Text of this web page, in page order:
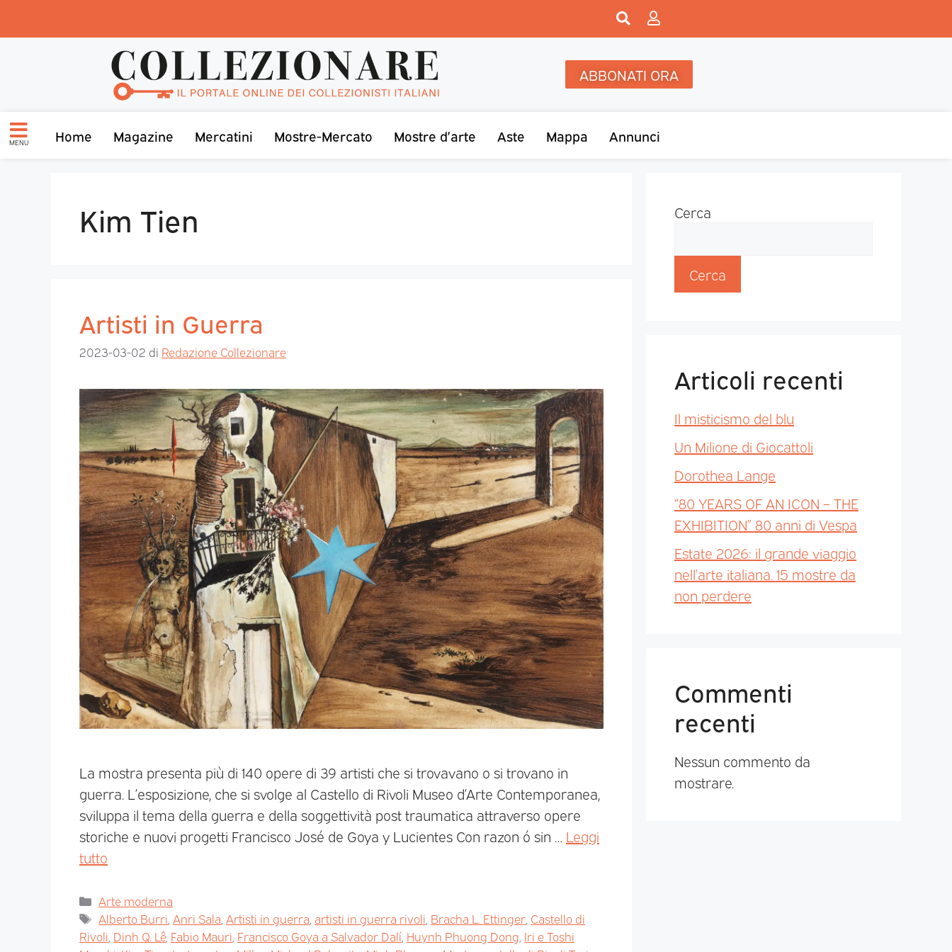
ABBONATI ORA
MENU Home Magazine Mercatini Mostre-Mercato Mostre d’arte Aste Mappa Annunci
Kim Tien
Artisti in Guerra
2023-03-02 di Redazione Collezionare
La mostra presenta più di 140 opere di 39 artisti che si trovavano o si trovano in
guerra. L’esposizione, che si svolge al Castello di Rivoli Museo d’Arte Contemporanea,
sviluppa il tema della guerra e della soggettività post traumatica attraverso opere
storiche e nuovi progetti Francisco José de Goya y Lucientes Con razon ó sin … Leggi
tutto
Arte moderna
Alberto Burri ,Anri Sala ,Artisti in guerra artisti in guerra rivoli Bracha L. Ettinger Castello di
Rivoli Dinh Q. Lê, Fabio Mauri Francisco Goya a Salvador Dalí Huynh Phuong Dong Iri e Toshi
Cerca
Cerca
Articoli recenti
Il misticismo del blu
Un Milione di Giocattoli
Dorothea Lange
“80 YEARS OF AN ICON – THE
EXHIBITION” 80 anni di Vespa
Estate 2026: il grande viaggio
nell’arte italiana. 15 mostre da
non perdere
Commenti
recenti
Nessun commento da
mostrare.